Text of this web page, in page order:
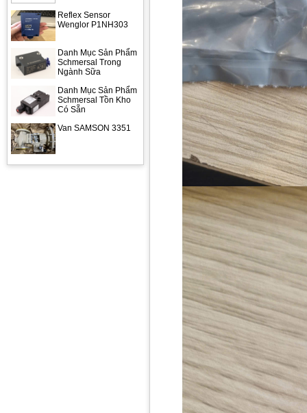
Reflex Sensor
Wenglor P1NH303
Danh Mục Sản Phẩm
Schmersal Trong
Ngành Sữa
Danh Mục Sản Phẩm
Schmersal Tồn Kho
Có Sẵn
Van SAMSON 3351